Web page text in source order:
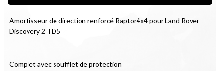
Amortisseur de direction renforcé Raptor4x4 pour Land Rover
Discovery 2 TD5
Complet avec soufflet de protection